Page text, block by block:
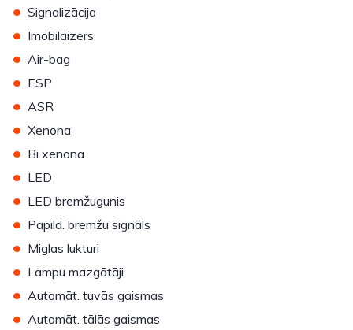
• Signalizācija
• Imobilaizers
• Air-bag
• ESP
• ASR
• Xenona
• Bi xenona
• LED
• LED bremžugunis
• Papild. bremžu signāls
• Miglas lukturi
• Lampu mazgātāji
• Automāt. tuvās gaismas
• Automāt. tālās gaismas